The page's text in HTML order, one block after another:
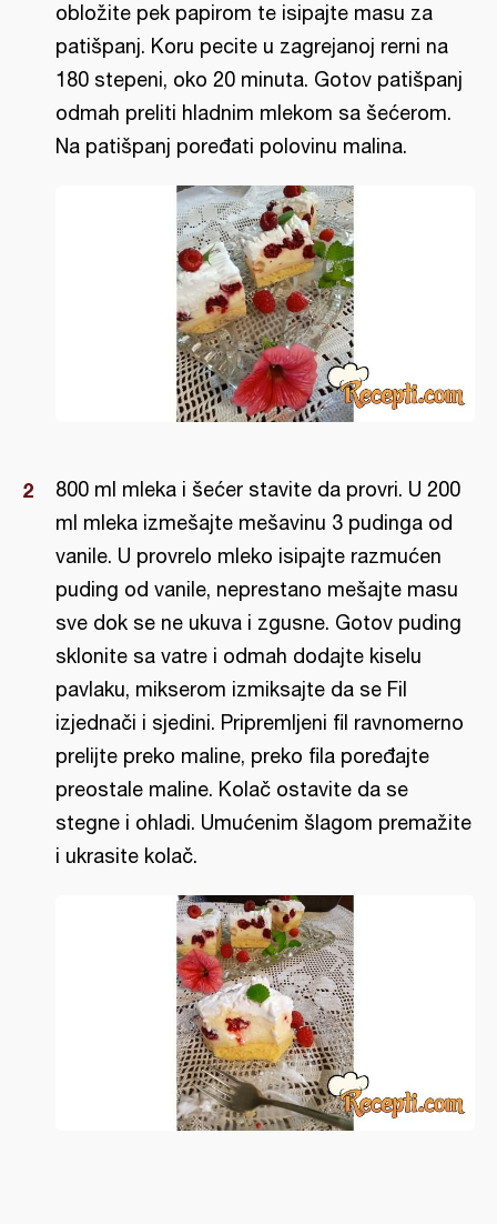
obložite pek papirom te isipajte masu za
patišpanj. Koru pecite u zagrejanoj rerni na
180 stepeni, oko 20 minuta. Gotov patišpanj
odmah preliti hladnim mlekom sa šećerom.
Na patišpanj poređati polovinu malina.
800 ml mleka i šećer stavite da provri. U 200
ml mleka izmešajte mešavinu 3 pudinga od
vanile. U provrelo mleko isipajte razmućen
puding od vanile, neprestano mešajte masu
sve dok se ne ukuva i zgusne. Gotov puding
sklonite sa vatre i odmah dodajte kiselu
pavlaku, mikserom izmiksajte da se Fil
izjednači i sjedini. Pripremljeni fil ravnomerno
prelijte preko maline, preko fila poređajte
preostale maline. Kolač ostavite da se
stegne i ohladi. Umućenim šlagom premažite
i ukrasite kolač.